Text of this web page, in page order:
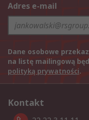
Adres e-mail
Dane osobowe
na listę mailingową
polityką prywatności.
Kontakt